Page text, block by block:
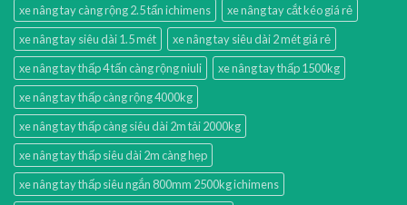
xe nâng tay càng rộng 2.5 tấn ichimens
xe nâng tay cắt kéo giá rẻ
xe nâng tay siêu dài 1.5 mét
xe nâng tay siêu dài 2 mét giá rẻ
xe nâng tay thấp 4 tấn càng rộng niuli
xe nâng tay thấp 1500kg
xe nâng tay thấp càng rộng 4000kg
xe nâng tay thấp càng siêu dài 2m tải 2000kg
xe nâng tay thấp siêu dài 2m càng hẹp
xe nâng tay thấp siêu ngắn 800mm 2500kg ichimens